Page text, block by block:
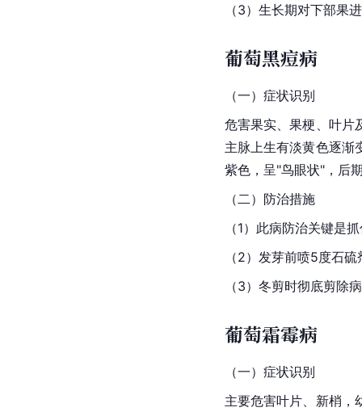
（3）生长期对下部果
葡萄黑痘病
（一）症状识别
危害果实、果梗、叶片
主脉上生有淡黄色逐渐
紫色，呈"鸟眼状"，后
（二）防治措施
（1）此病防治关键是
（2）发芽前喷5度石硫
（3）冬剪时彻底剪除
葡萄霜霉病
（一）症状识别
主要危害叶片、新梢，